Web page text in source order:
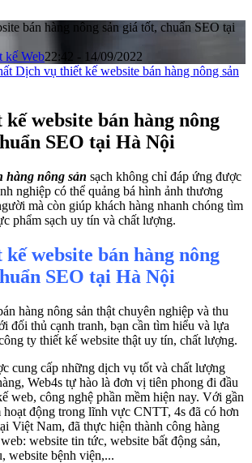
bán hàng nông sản giá tốt, chuẩn SEO tại
kế Web22:42 - 14/09/2022
Dịch vụ thiết kế website bán hàng nông sản
website bán hàng nông
SEO tại Hà Nội
hàng nông sản sạch không chỉ đáp ứng được
nghiệp có thể quảng bá hình ảnh thương
mà còn giúp khách hàng nhanh chóng tìm
phẩm sạch uy tín và chất lượng.
website bán hàng nông
SEO tại Hà Nội
hàng nông sản thật chuyên nghiệp và thu
đối thủ cạnh tranh, bạn cần tìm hiểu và lựa
ty thiết kế website thật uy tín, chất lượng.
cung cấp những dịch vụ tốt và chất lượng
Web4s tự hào là đơn vị tiên phong đi đầu
web, công nghệ phần mềm hiện nay. Với gần
hoạt động trong lĩnh vực CNTT, 4s đã có hơn
Việt Nam, đã thực hiện thành công hàng
website tin tức, website bất động sản,
website bệnh viện,...